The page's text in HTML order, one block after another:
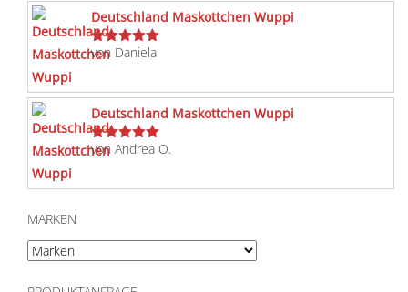
Deutschland Maskottchen Wuppi
Bewertet
von Daniela
Deutschland Maskottchen Wuppi
Bewertet
von Andrea O.
MARKEN